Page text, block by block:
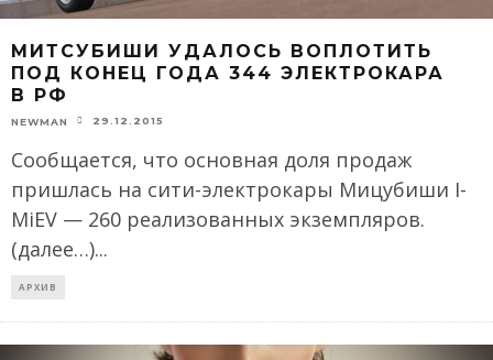
МИТСУБИШИ УДАЛОСЬ ВОПЛОТИТЬ
ПОД КОНЕЦ ГОДА 344 ЭЛЕКТРОКАРА
В РФ
NEWMAN 29.12.2015
Сообщается, что основная доля продаж
пришлась на сити-электрокары Мицубиши I-
MiEV — 260 реализованных экземпляров.
(далее…)...
АРХИВ